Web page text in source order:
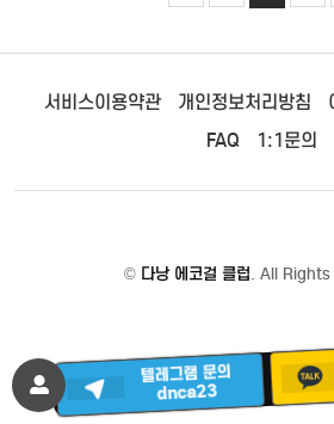
서비스이용약관 개인정보처리방침
FAQ
1:1문의
© 다낭 에코걸 클럽. All
텔레그램 문의
dnca23